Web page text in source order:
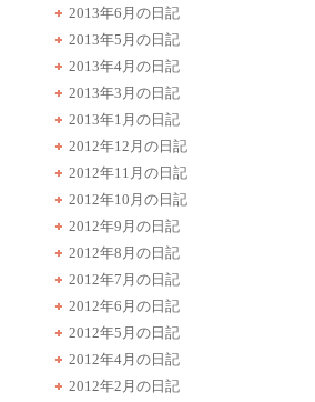
2013年6月の日記
2013年5月の日記
2013年4月の日記
2013年3月の日記
2013年1月の日記
2012年12月の日記
2012年11月の日記
2012年10月の日記
2012年9月の日記
2012年8月の日記
2012年7月の日記
2012年6月の日記
2012年5月の日記
2012年4月の日記
2012年2月の日記